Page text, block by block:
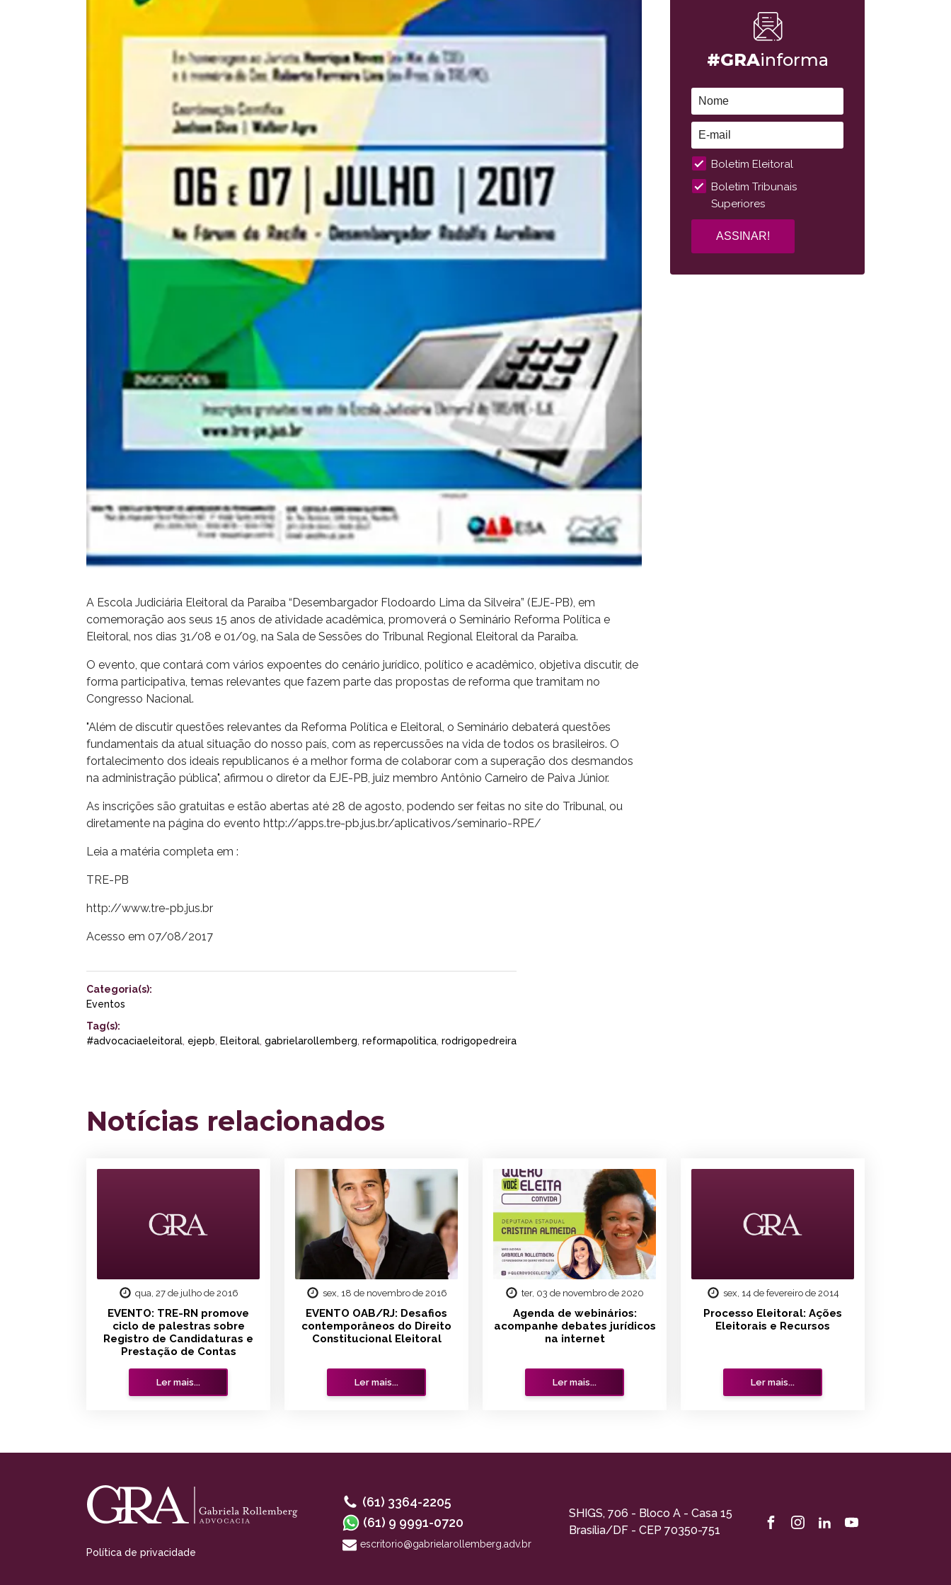
A Escola Judiciária Eleitoral da Paraíba “Desembargador Flodoardo Lima da Silveira” (EJE-PB), em
comemoração aos seus 15 anos de atividade acadêmica, promoverá o Seminário Reforma Política e
Eleitoral, nos dias 31/08 e 01/09, na Sala de Sessões do Tribunal Regional Eleitoral da Paraíba.
O evento, que contará com vários expoentes do cenário jurídico, político e acadêmico, objetiva discutir, de
forma participativa, temas relevantes que fazem parte das propostas de reforma que tramitam no
Congresso Nacional.
"Além de discutir questões relevantes da Reforma Política e Eleitoral, o Seminário debaterá questões
fundamentais da atual situação do nosso país, com as repercussões na vida de todos os brasileiros. O
fortalecimento dos ideais republicanos é a melhor forma de colaborar com a superação dos desmandos
na administração pública", afirmou o diretor da EJE-PB, juiz membro Antônio Carneiro de Paiva Júnior.
As inscrições são gratuitas e estão abertas até 28 de agosto, podendo ser feitas no site do Tribunal, ou
diretamente na página do evento http://apps.tre-pb.jus.br/aplicativos/seminario-RPE/
Leia a matéria completa em :
TRE-PB
http://www.tre-pb.jus.br
Acesso em 07/08/2017
Categoria(s):
Eventos
Tag(s):
#advocaciaeleitoral, ejepb, Eleitoral, gabrielarollemberg, reformapolitica, rodrigopedreira
#GRAinforma
Boletim Eleitoral
Boletim Tribunais
Superiores
Notícias relacionados
qua, 27 de julho de 2016
EVENTO: TRE-RN promove
ciclo de palestras sobre
Registro de Candidaturas e
Prestação de Contas
Ler mais...
sex, 18 de novembro de 2016
EVENTO OAB/RJ: Desafios
contemporâneos do Direito
Constitucional Eleitoral
Ler mais...
ter, 03 de novembro de 2020
Agenda de webinários:
acompanhe debates jurídicos
na internet
Ler mais...
sex, 14 de fevereiro de 2014
Processo Eleitoral: Ações
Eleitorais e Recursos
Ler mais...
Política de privacidade
(61) 3364-2205
(61) 9 9991-0720
escritorio@gabrielarollemberg.adv.br
SHIGS, 706 - Bloco A - Casa 15
Brasília/DF - CEP 70350-751